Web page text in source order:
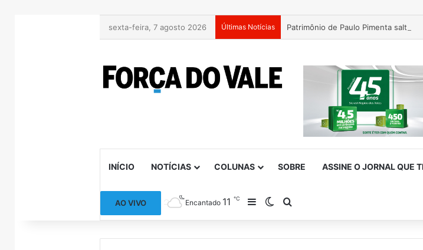
sexta-feira, 7 agosto 2026 Últimas Notícias Patrimônio de Paulo Pimenta salta
INÍCIO NOTÍCIAS COLUNAS SOBRE ASSINE O JORNAL QUE
AO VIVO Encantado 11℃ Barra Lateral
Switch skin